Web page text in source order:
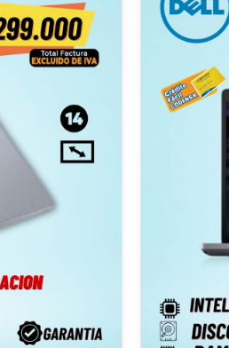
✅ Fácil
con alta
GRATIS por 1
Negocios B2B
para
durabilidad
movilidad)
Seguridad y
📊 Dato
los $3M –
Pago
SRM POS GRATIS por 1
Empresas
multitarea